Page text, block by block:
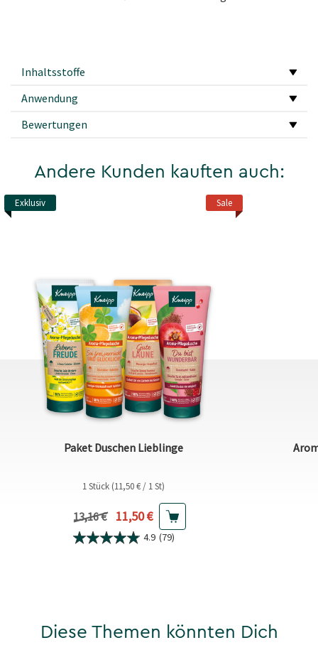
Inhaltsstoffe
Anwendung
Bewertungen
Andere Kunden kauften auch:
Sale
Exklusiv
Paket Duschen Lieblinge
1 Stück (11,50 € / 1 St)
Vorheriger Preis
13,16 € Aktueller Preis
11,50 €
4.9 (79)
Diese Themen könnten Dich